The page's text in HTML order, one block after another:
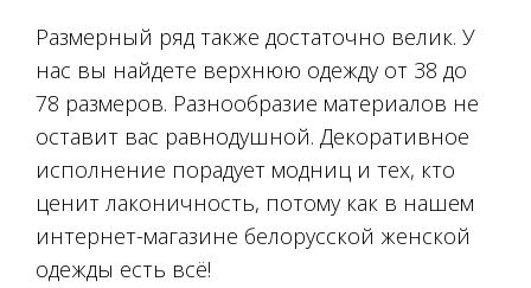
Размерный ряд также достаточно велик. У
нас вы найдете верхнюю одежду от 38 до
78 размеров. Разнообразие материалов не
оставит вас равнодушной. Декоративное
исполнение порадует модниц и тех, кто
ценит лаконичность, потому как в нашем
интернет-магазине белорусской женской
одежды есть всё!